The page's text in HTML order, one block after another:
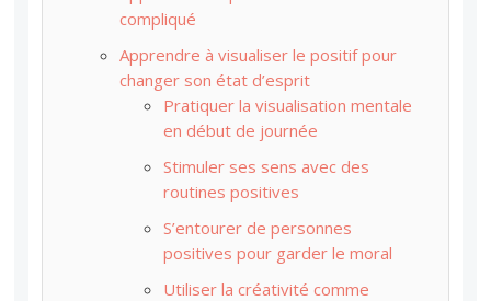
compliqué
Apprendre à visualiser le positif pour
changer son état d’esprit
Pratiquer la visualisation mentale
en début de journée
Stimuler ses sens avec des
routines positives
S’entourer de personnes
positives pour garder le moral
Utiliser la créativité comme